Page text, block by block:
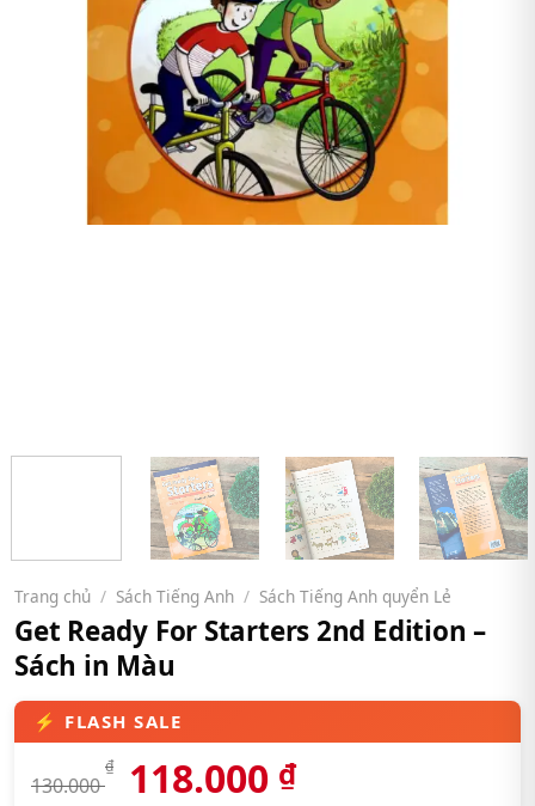
Trang chủ / Sách Tiếng Anh / Sách Tiếng Anh quyển Lẻ
Get Ready For Starters 2nd Edition –
Sách in Màu
130.000
₫ 118.000 ₫